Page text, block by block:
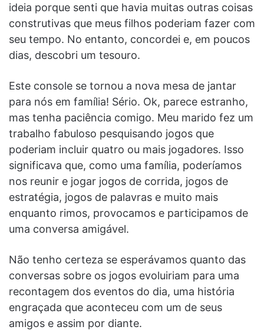
ideia porque senti que havia muitas outras coisas
construtivas que meus filhos poderiam fazer com
seu tempo. No entanto, concordei e, em poucos
dias, descobri um tesouro.
Este console se tornou a nova mesa de jantar
para nós em família! Sério. Ok, parece estranho,
mas tenha paciência comigo. Meu marido fez um
trabalho fabuloso pesquisando jogos que
poderiam incluir quatro ou mais jogadores. Isso
significava que, como uma família, poderíamos
nos reunir e jogar jogos de corrida, jogos de
estratégia, jogos de palavras e muito mais
enquanto rimos, provocamos e participamos de
uma conversa amigável.
Não tenho certeza se esperávamos quanto das
conversas sobre os jogos evoluiriam para uma
recontagem dos eventos do dia, uma história
engraçada que aconteceu com um de seus
amigos e assim por diante.